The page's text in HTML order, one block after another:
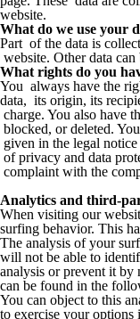
website.
What do we use your
Part of the data is
website. Other data
What rights do you
You always have the
data, its origin, its
charge. You also have
blocked, or deleted.
given in the legal
of privacy and data
complaint with the
Analytics and third-
When visiting our
surfing behavior. This
The analysis of your
will not be able to
analysis or prevent it
can be found in the
You can object to this
to exercise your options